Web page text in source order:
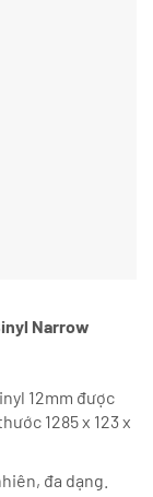
Narrow
12mm được
1285 x 123 x
đa dạng.